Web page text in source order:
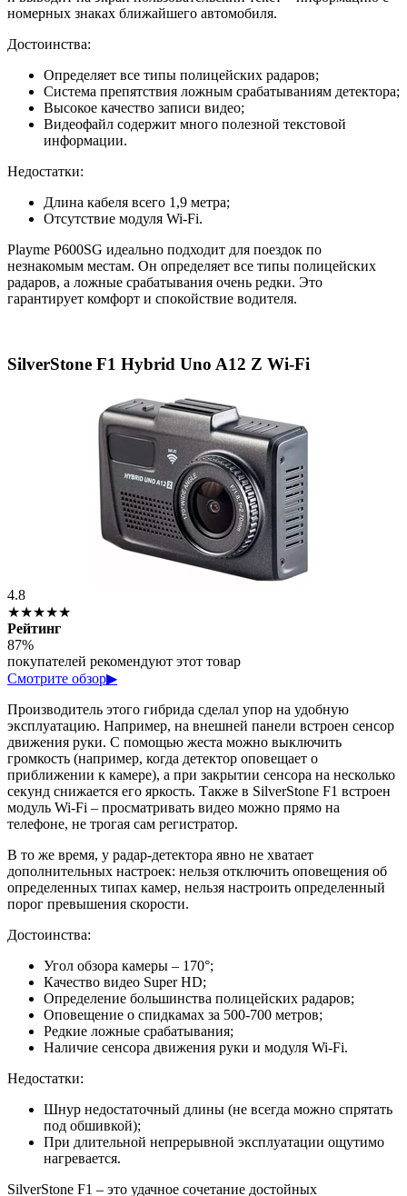
номерных знаках ближайшего автомобиля.
Достоинства:
Определяет все типы полицейских радаров;
Система препятствия ложным срабатываниям детектора;
Высокое качество записи видео;
Видеофайл содержит много полезной текстовой
информации.
Недостатки:
Длина кабеля всего 1,9 метра;
Отсутствие модуля Wi-Fi.
Playme P600SG идеально подходит для поездок по
незнакомым местам. Он определяет все типы полицейских
радаров, а ложные срабатывания очень редки. Это
гарантирует комфорт и спокойствие водителя.
SilverStone F1 Hybrid Uno A12 Z Wi-Fi
4.8
★★★★★
Рейтинг
87%
покупателей рекомендуют этот товар
Смотрите обзор▶
Производитель этого гибрида сделал упор на удобную
эксплуатацию. Например, на внешней панели встроен сенсор
движения руки. С помощью жеста можно выключить
громкость (например, когда детектор оповещает о
приближении к камере), а при закрытии сенсора на несколько
секунд снижается его яркость. Также в SilverStone F1 встроен
модуль Wi-Fi – просматривать видео можно прямо на
телефоне, не трогая сам регистратор.
В то же время, у радар-детектора явно не хватает
дополнительных настроек: нельзя отключить оповещения об
определенных типах камер, нельзя настроить определенный
порог превышения скорости.
Достоинства:
Угол обзора камеры – 170°;
Качество видео Super HD;
Определение большинства полицейских радаров;
Оповещение о спидкамах за 500-700 метров;
Редкие ложные срабатывания;
Наличие сенсора движения руки и модуля Wi-Fi.
Недостатки:
Шнур недостаточный длины (не всегда можно спрятать
под обшивкой);
При длительной непрерывной эксплуатации ощутимо
нагревается.
SilverStone F1 – это удачное сочетание достойных